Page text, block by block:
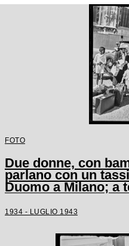
FOTO
Due donne, con
parlano con un
Duomo a Milano; a
1934 - LUGLIO 1943